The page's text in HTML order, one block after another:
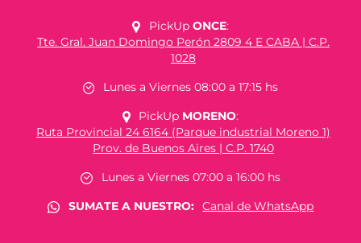
PickUp ONCE:
Tte. Gral. Juan Domingo Perón 2809 4 E CABA | C.P.
1028
Lunes a Viernes 08:00 a 17:15 hs
PickUp MORENO:
Ruta Provincial 24 6164 (Parque industrial Moreno 1)
Prov. de Buenos Aires | C.P. 1740
Lunes a Viernes 07:00 a 16:00 hs
SUMATE A NUESTRO:
Canal de WhatsApp